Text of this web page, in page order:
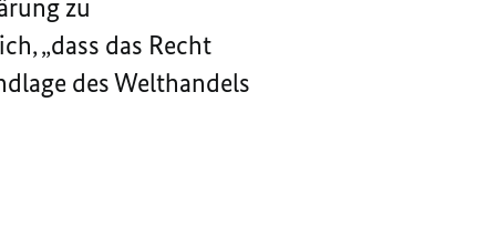
zu
„dass das Recht
des Welthandels